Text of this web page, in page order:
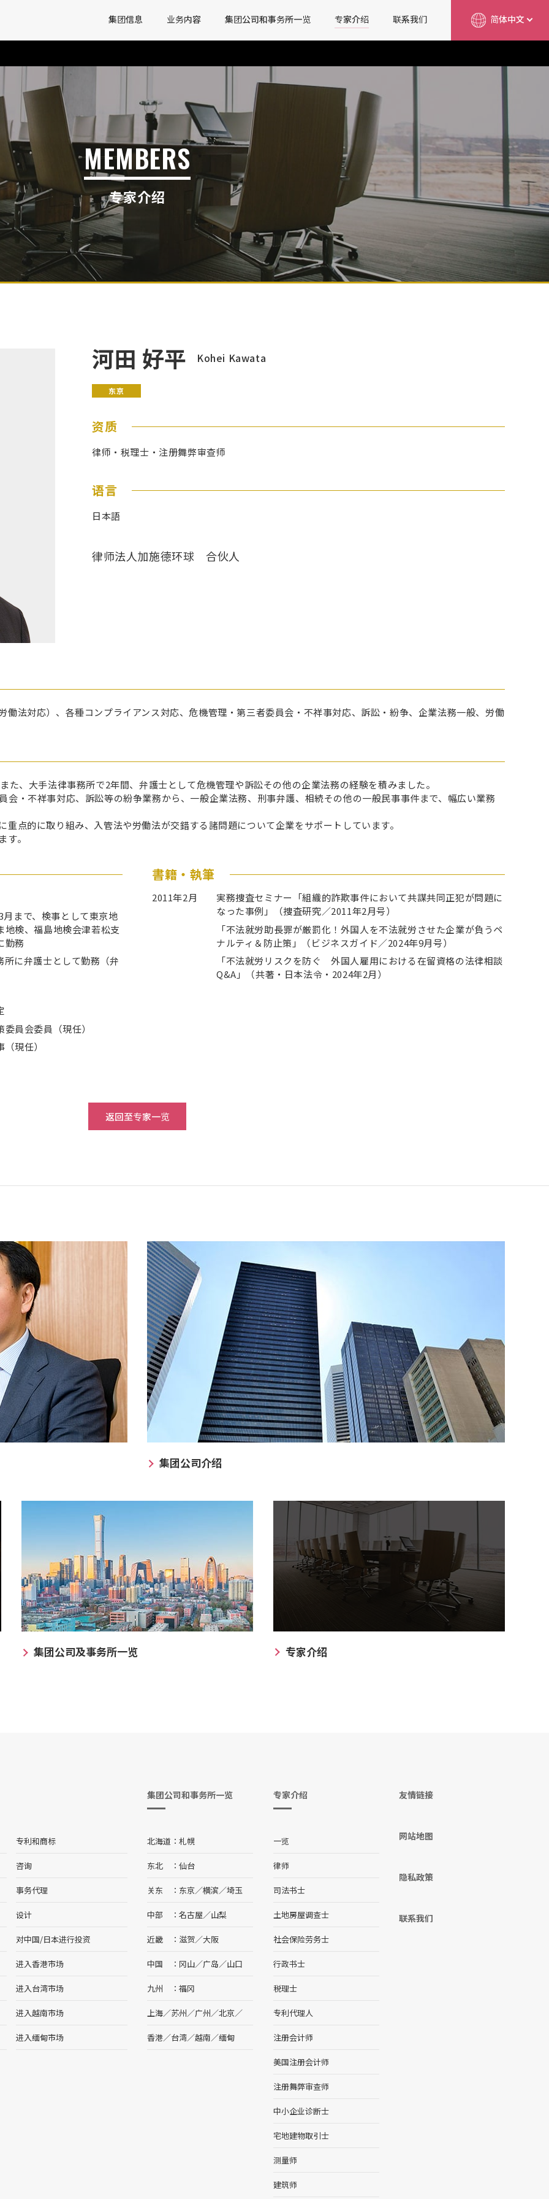
集团信息 业务内容 集团公司和事务所一览 专家介绍 联系我们 简体中文
MEMBERS
专家介绍
河田 好平 Kohei Kawata
东京
资质
律师・税理士・注册舞弊审查师
语言
日本語
律师法人加施德环球 合伙人
働法対応）、各種コンプライアンス対応、危機管理・第三者委員会・不祥事対応、訴訟・紛争、企業法務一般、労働
、大手法律事務所で2年間、弁護士として危機管理や訴訟その他の企業法務の経験を積みました。
会・不祥事対応、訴訟等の紛争業務から、一般企業法務、刑事弁護、相続その他の一般民事事件まで、幅広い業務
点的に取り組み、入管法や労働法が交錯する諸問題について企業をサポートしています。
。
まで、検事として東京地
検、福島地検会津若松支
勤務
に弁護士として勤務（弁
員会委員（現任）
現任）
書籍・執筆
2011年2月
実務捜査セミナー「組織的詐欺事件において共謀共同正犯が問題に
なった事例」（捜査研究／2011年2月号）
「不法就労助長罪が厳罰化！外国人を不法就労させた企業が負うペ
ナルティ＆防止策」（ビジネスガイド／2024年9月号）
「不法就労リスクを防ぐ 外国人雇用における在留資格の法律相談
Q&A」（共著・日本法令・2024年2月）
返回至专家一览
集团公司介绍
集团公司及事务所一览 专家介绍
专利和商标
咨询
事务代理
设计
对中国/日本进行投资
进入香港市场
进入台湾市场
进入越南市场
进入缅甸市场
集团公司和事务所一览
北海道 札幌
东北 仙台
关东 东京／横滨／埼玉
中部 名古屋／山梨
近畿 滋贺／大阪
中国 冈山／广岛／山口
九州 福冈
上海／苏州／广州／北京／
香港／台湾／越南／缅甸
专家介绍
一览
律师
司法书士
土地房屋调查士
社会保险劳务士
行政书士
税理士
专利代理人
注册会计师
美国注册会计师
注册舞弊审查师
中小企业诊断士
宅地建物取引士
测量师
建筑师
友情链接
网站地图
隐私政策
联系我们